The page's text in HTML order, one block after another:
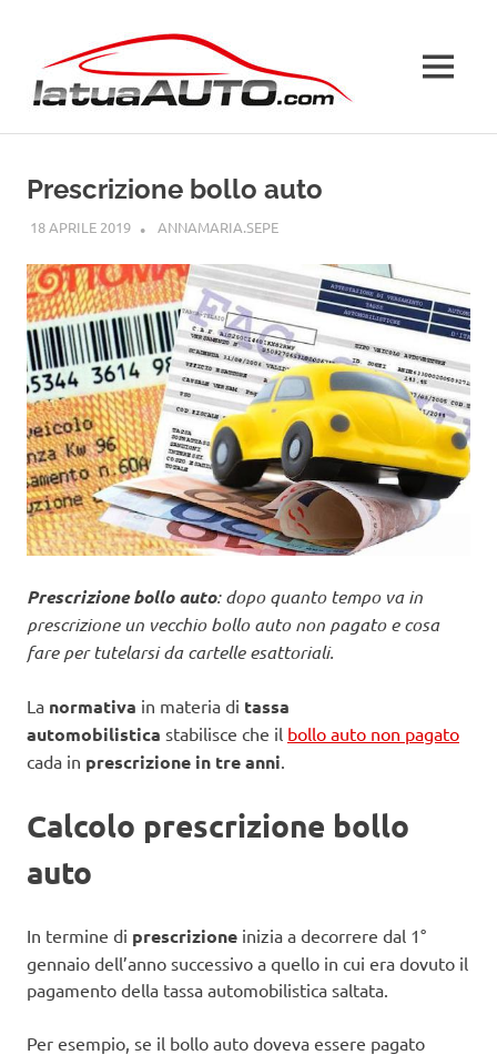
contenuto
MENU
Prescrizione bollo auto
18 APRILE 2019 ANNAMARIA.SEPEGUIDE
Prescrizione bollo auto: dopo quanto tempo va in
prescrizione un vecchio bollo auto non pagato e cosa
fare per tutelarsi da cartelle esattoriali.
La normativa in materia di tassa
automobilistica stabilisce che il bollo auto non pagato
cada in prescrizione in tre anni
Calcolo prescrizione bollo
auto
In termine di prescrizione inizia a decorrere dal 1°
gennaio dell’anno successivo a quello in cui era dovuto il
pagamento della tassa automobilistica saltata.
Per esempio, se il bollo auto doveva essere pagato